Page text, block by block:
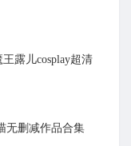
露儿cosplay超清
无删减作品合集